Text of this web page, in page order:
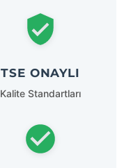
TSE ONAYLI
Kalite Standartları